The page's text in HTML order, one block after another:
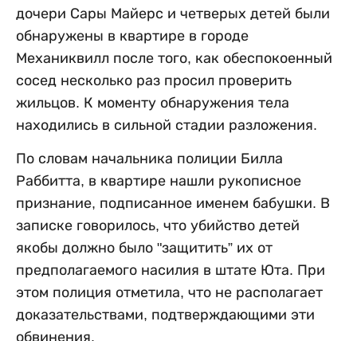
дочери Сары Майерс и четверых детей были
обнаружены в квартире в городе
Механиквилл после того, как обеспокоенный
сосед несколько раз просил проверить
жильцов. К моменту обнаружения тела
находились в сильной стадии разложения.
По словам начальника полиции Билла
Раббитта, в квартире нашли рукописное
признание, подписанное именем бабушки. В
записке говорилось, что убийство детей
якобы должно было "защитить” их от
предполагаемого насилия в штате Юта. При
этом полиция отметила, что не располагает
доказательствами, подтверждающими эти
обвинения.